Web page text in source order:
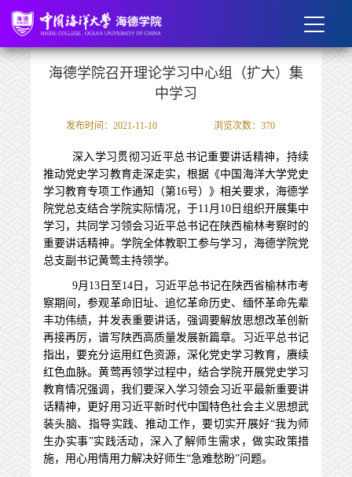
海德学院召开理论学习中心组（扩大）集
中学习
发布时间：2021-11-10 浏览次数： 370
深入学习贯彻习近平总书记重要讲话精神，持续
推动党史学习教育走深走实，根据《中国海洋大学党史
学习教育专项工作通知（第16号）》相关要求，海德学
院党总支结合学院实际情况，于11月 10 日组织开展集中
学习，共同学习领会习近平总书记在陕西榆林考察时的
重要讲话精神。学院全体教职工参与学习，海德学院党
总支副书记黄莺主持领学。
9月 13 日至14 日，习近平总书记在陕西省榆林市考
察期间，参观革命旧址、追忆革命历史、缅怀革命先辈
丰功伟绩，并发表重要讲话，强调要解放思想改革创新
再接再厉，谱写陕西高质量发展新篇章。习近平总书记
指出，要充分运用红色资源，深化党史学习教育，赓续
红色血脉。黄莺再领学过程中，结合学院开展党史学习
教育情况强调，我们要深入学习领会习近平最新重要讲
话精神，更好用习近平新时代中国特色社会主义思想武
装头脑、指导实践、推动工作，要切实开展好“我为师
生办实事”实践活动，深入了解师生需求，做实政策措
施，用心用情用力解决好师生“急难愁盼”问题。